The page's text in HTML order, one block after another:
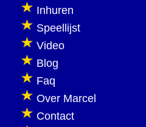
Inhuren
Speellijst
Video
Blog
Faq
Over Marcel
Contact